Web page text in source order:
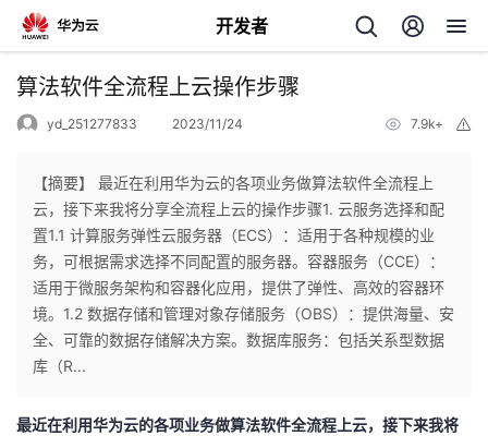
开发者
返
个
人
主
页
我
的
开
算法软件全流程上云操作步骤
yd_251277833 2023/11/24 7.9k+
【摘要】 最近在利用华为云的各项业务做算法软件全流程上
云，接下来我将分享全流程上云的操作步骤1. 云服务选择和配
置1.1 计算服务弹性云服务器（ECS）：适用于各种规模的业
务，可根据需求选择不同配置的服务器。容器服务（CCE）：
适用于微服务架构和容器化应用，提供了弹性、高效的容器环
境。1.2 数据存储和管理对象存储服务（OBS）：提供海量、安
全、可靠的数据存储解决方案。数据库服务：包括关系型数据
库（R...
最近在利用华为云的各项业务做算法软件全流程上云，接下来我将